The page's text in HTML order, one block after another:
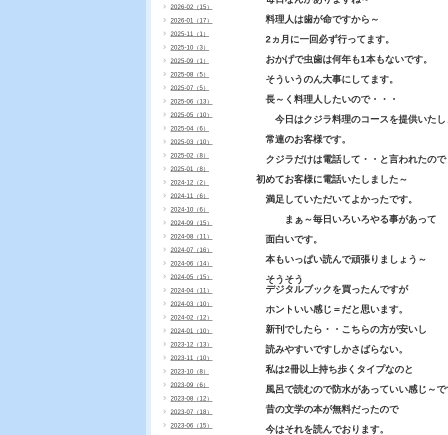
料理人は歯が命ですから～
2ヵ月に一回必ず行ってます。
おかげで虫歯は何年も1本もないです。
そういうのん大事にしてます。
長～く料理人したいので・・・
今日はクジラ料理のコースを提供いたし
常連のお客様です。
クジラだけは電話して・・と言われたので
初めてお客様に電話いたしました～
満足していただいてよかったです。
まぁ～毎日いろいろやる事があって
面白いです。
本もいっぱい読んで頑張りましょう～
そうそう
デジタルブックを買ったんですが
ホントいい感じ＝だと思います。
新刊でしたら・・こちらの方が安いし
読みやすいですしかさばらない。
私は2冊以上持ち歩くタイプなのと
風呂で読むので防水があっていい感じ～で
昔の文学の本が無料だったので
今はそれを読んでおります。
2026-02（15）
2026-01（17）
2025-11（1）
2025-10（3）
2025-09（1）
2025-08（5）
2025-07（5）
2025-06（13）
2025-05（10）
2025-04（6）
2025-03（10）
2025-02（8）
2025-01（8）
2024-12（2）
2024-11（6）
2024-10（6）
2024-09（15）
2024-08（11）
2024-07（16）
2024-06（14）
2024-05（15）
2024-04（11）
2024-03（10）
2024-02（12）
2024-01（10）
2023-12（13）
2023-11（10）
2023-10（8）
2023-09（6）
2023-08（12）
2023-07（18）
2023-06（15）